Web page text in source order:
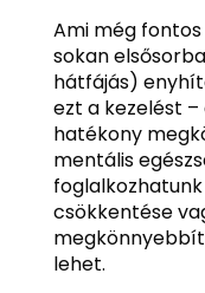
Ami még
sokan
hátfájás)
ezt a kezelést
hatékony
mentális
csökkentése
lehet.